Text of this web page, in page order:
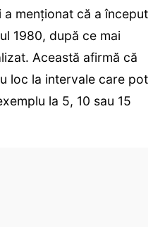
menționat că a început
1980, după ce mai
Această afirmă că
loc la intervale care pot
la 5, 10 sau 15